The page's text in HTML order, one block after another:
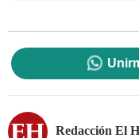
Redacción El